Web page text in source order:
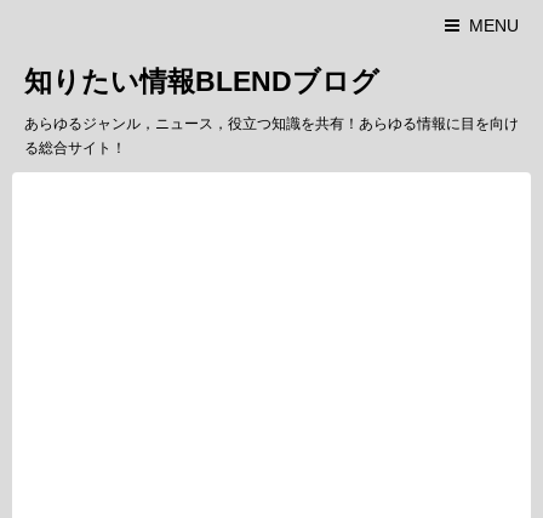
MENU
知りたい情報BLENDブログ
あらゆるジャンル，ニュース，役立つ知識を共有！あらゆる情報に目を向け
る総合サイト！